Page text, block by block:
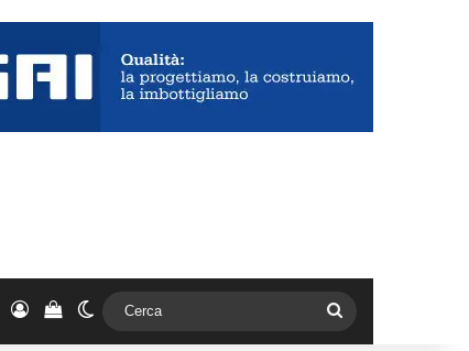
AccediVedi il carrello
Cambia aspetto